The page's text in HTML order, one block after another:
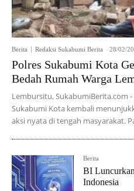
Berita Redaksi Sukabumi Berita - 28/02/
Polres Sukabumi Kota
Bedah Rumah Warga
Lembursitu, SukabumiBerita.com -
Sukabumi Kota kembali
aksi nyata di tengah masyarakat.
Berita
BI
Indonesia